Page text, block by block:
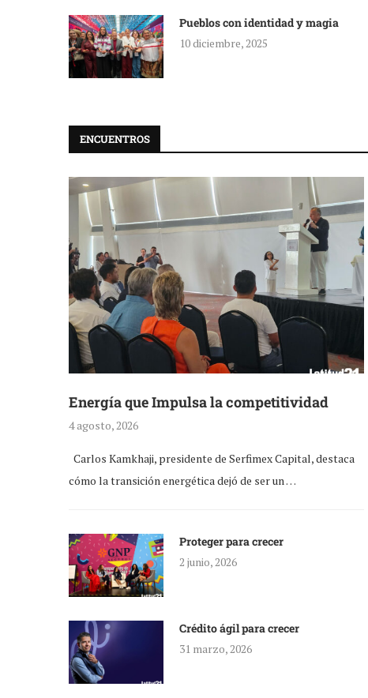
Pueblos con identidad y magia
10 diciembre, 2025
ENCUENTROS
Energía que Impulsa la competitividad
4 agosto, 2026
Carlos Kamkhaji, presidente de Serfimex Capital, destaca
cómo la transición energética dejó de ser un …
Proteger para crecer
2 junio, 2026
Crédito ágil para crecer
31 marzo, 2026